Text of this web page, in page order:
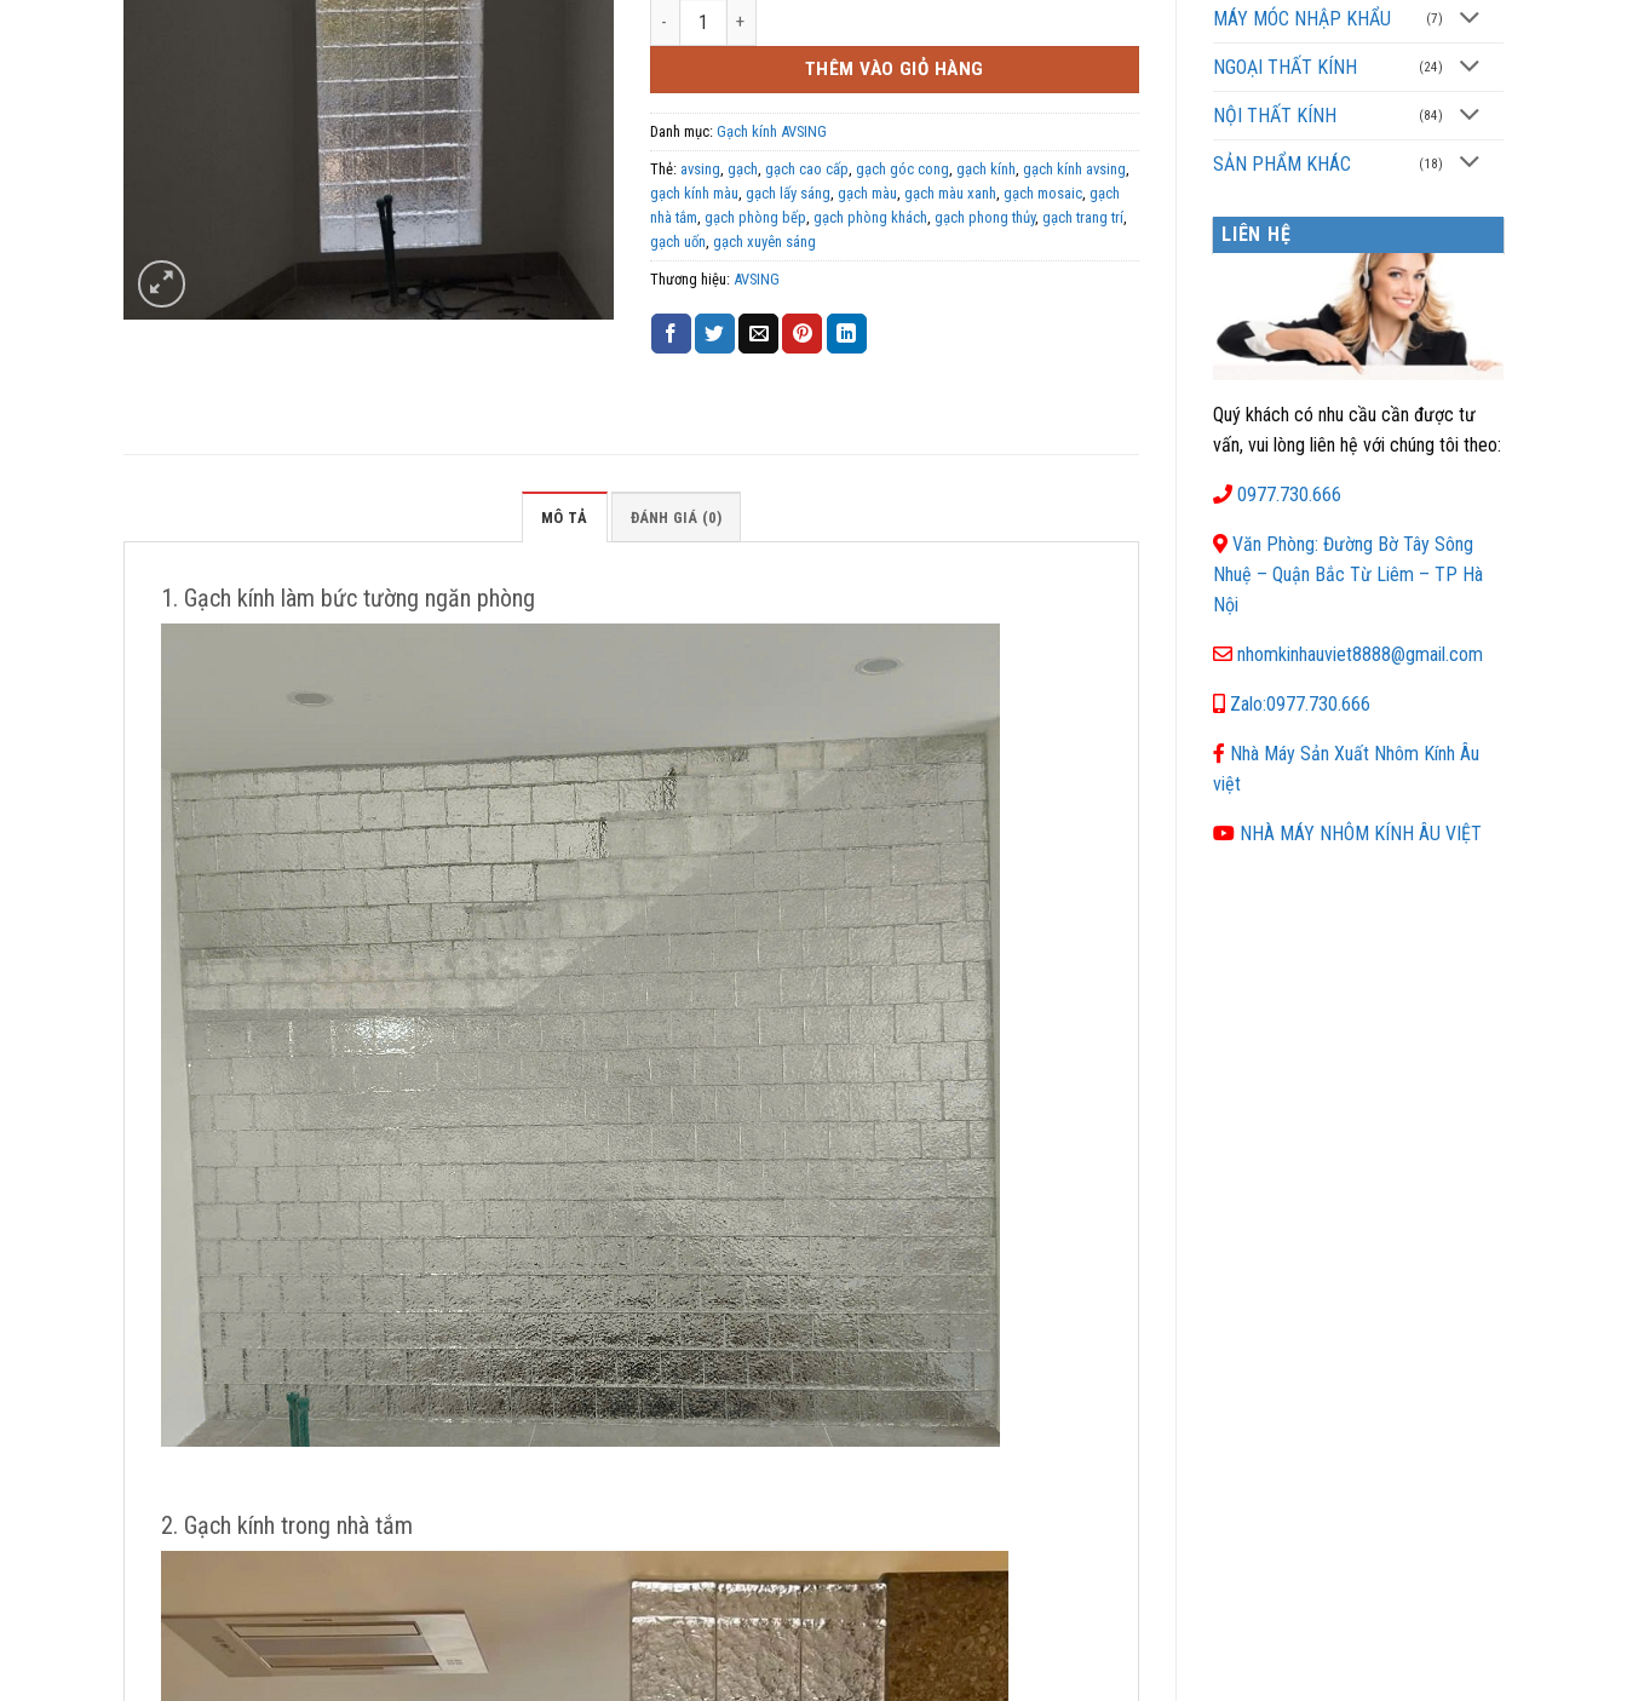
MÁY MÓC NHẬP KHẨU (7)
NGOẠI THẤT KÍNH (24)
NỘI THẤT KÍNH (84)
SẢN PHẨM KHÁC (18)
LIÊN HỆ
Quý khách có nhu cầu cần được tư
vấn, vui lòng liên hệ với chúng tôi theo:
0977.730.666
Văn Phòng: Đường Bờ Tây Sông
Nhuệ – Quận Bắc Từ Liêm – TP Hà
Nội
nhomkinhauviet8888@gmail.com
Zalo:0977.730.666
Nhà Máy Sản Xuất Nhôm Kính Âu
việt
NHÀ MÁY NHÔM KÍNH ÂU VIỆT
Cửa sổ giáp ranh dùng gạch kính lấy sáng số lượng
THÊM VÀO GIỎ HÀNG
Danh mục: Gạch kính AVSING
Thẻ: avsing, gạch, gạch cao cấp, gạch góc cong, gạch kính, gạch kính avsing,
gạch kính màu, gạch lấy sáng, gạch màu, gạch màu xanh, gạch mosaic, gạch
nhà tắm, gạch phòng bếp, gạch phòng khách, gạch phong thủy, gạch trang trí,
gạch uốn, gạch xuyên sáng
Thương hiệu: AVSING
MÔ TẢ ĐÁNH GIÁ (0)
1. Gạch kính làm bức tường ngăn phòng
2. Gạch kính trong nhà tắm